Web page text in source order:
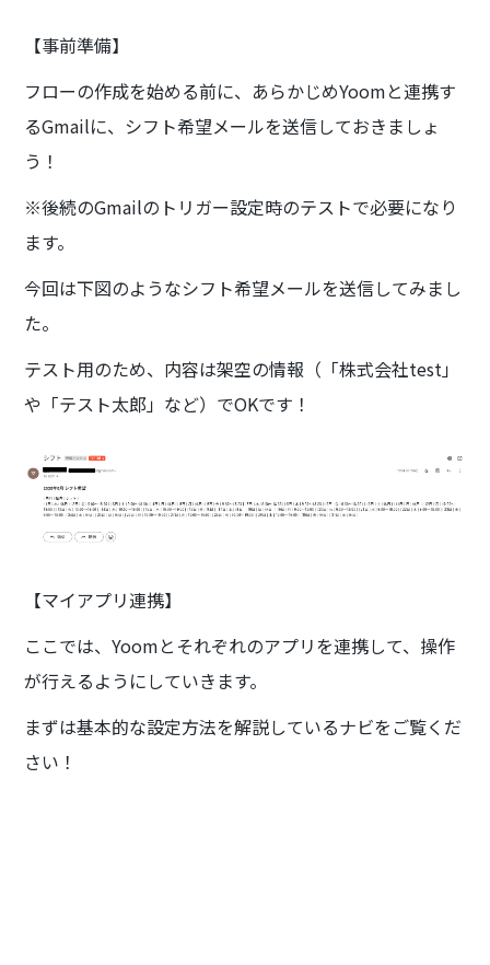
【事前準備】
フローの作成を始める前に、あらかじめYoomと連携す
るGmailに、シフト希望メールを送信しておきましょ
う！
※後続のGmailのトリガー設定時のテストで必要になり
ます。
今回は下図のようなシフト希望メールを送信してみまし
た。
テスト用のため、内容は架空の情報（「株式会社test」
や「テスト太郎」など）でOKです！
【マイアプリ連携】
ここでは、Yoomとそれぞれのアプリを連携して、操作
が行えるようにしていきます。
まずは基本的な設定方法を解説しているナビをご覧くだ
さい！